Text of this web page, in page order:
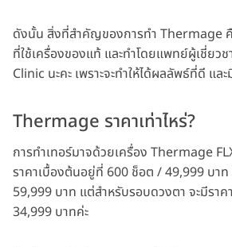
ดังนั้น สิ่งที่สำคัญของการทำ Thermage
ที่ใช้เครื่องของแท้ และทำโดยแพทย์ผู้เชี่ยว
Clinic นะคะ เพราะจะทำให้ได้ผลลัพธ์ที่ดี แ
Thermage ราคาเท่าไหร่?
การทำเทอร์มาจด้วยเครื่อง Thermage
ราคาเบื้องต้นอยู่ที่ 600 ช็อต / 49,999 บา
59,999 บาท แต่สำหรับรอบดวงตา จะมีรา
34,999 บาทค่ะ